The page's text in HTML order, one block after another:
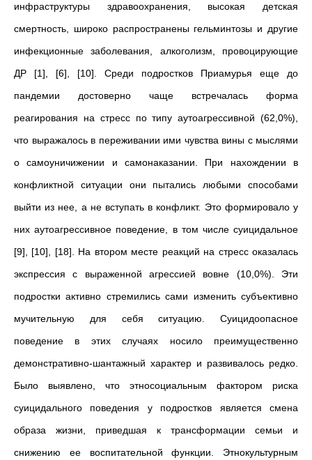
инфраструктуры здравоохранения, высокая детская
смертность, широко распространены гельминтозы и другие
инфекционные заболевания, алкоголизм, провоцирующие
ДР [1], [6], [10]. Среди подростков Приамурья еще до
пандемии достоверно чаще встречалась форма
реагирования на стресс по типу аутоагрессивной (62,0%),
что выражалось в переживании ими чувства вины с мыслями
о самоуничижении и самонаказании. При нахождении в
конфликтной ситуации они пытались любыми способами
выйти из нее, а не вступать в конфликт. Это формировало у
них аутоагрессивное поведение, в том числе суицидальное
[9], [10], [18]. На втором месте реакций на стресс оказалась
экспрессия с выраженной агрессией вовне (10,0%). Эти
подростки активно стремились сами изменить субъективно
мучительную для себя ситуацию. Суицидоопасное
поведение в этих случаях носило преимущественно
демонстративно-шантажный характер и развивалось редко.
Было выявлено, что этносоциальным фактором риска
суицидального поведения у подростков является смена
образа жизни, приведшая к трансформации семьи и
снижению ее воспитательной функции. Этнокультурным